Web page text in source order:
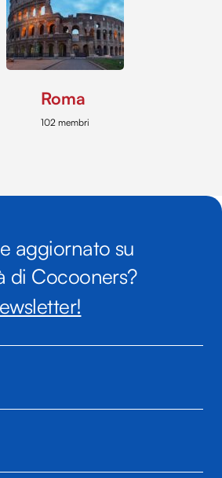
Roma
102 membri
aggiornato su
di Cocooners?